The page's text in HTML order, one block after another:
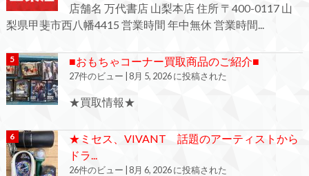
店舗名 万代書店 山梨本店 住所 〒400-0117 山
梨県甲斐市西八幡4415 営業時間 年中無休 営業時間...
■おもちゃコーナー買取商品のご紹介■
27件のビュー 8月 5, 2026 に投稿された
★買取情報★
★ミセス、VIVANT 話題のアーティストから
ドラ...
26件のビュー 8月 6, 2026 に投稿された